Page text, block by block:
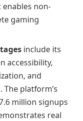
non-
gaming
include its
accessibility,
and
The platform’s
million signups
real